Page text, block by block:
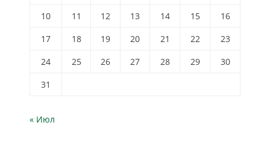
10
11 12 13 14 15
16
17
18 19 20 21 22
23
24
25 26 27 28 29
30
31
« Июл